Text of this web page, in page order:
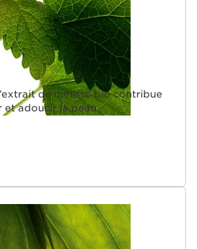
de mélisse bio contribue
et adoucir la peau.